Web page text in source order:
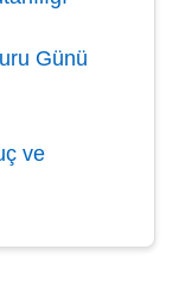
Günü
ve